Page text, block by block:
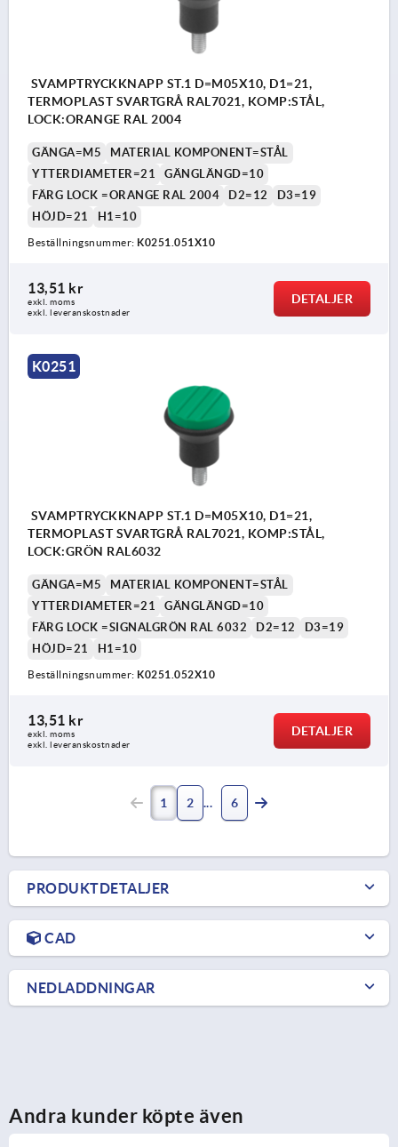
SVAMPTRYCKKNAPP ST.1 D=M05X10, D1=21,
TERMOPLAST SVARTGRÅ RAL7021, KOMP:STÅL,
LOCK:ORANGE RAL 2004
GÄNGA=M5
MATERIAL KOMPONENT=STÅL
YTTERDIAMETER=21
GÄNGLÄNGD=10
FÄRG LOCK =ORANGE RAL 2004
D2=12
D3=19
HÖJD=21
H1=10
Beställningsnummer: K0251.051X10
13,51 kr
exkl. moms
exkl. leveranskostnader
DETALJER
K0251
SVAMPTRYCKKNAPP ST.1 D=M05X10, D1=21,
TERMOPLAST SVARTGRÅ RAL7021, KOMP:STÅL,
LOCK:GRÖN RAL6032
GÄNGA=M5
MATERIAL KOMPONENT=STÅL
YTTERDIAMETER=21
GÄNGLÄNGD=10
FÄRG LOCK =SIGNALGRÖN RAL 6032
D2=12
D3=19
HÖJD=21
H1=10
Beställningsnummer: K0251.052X10
13,51 kr
exkl. moms
exkl. leveranskostnader
DETALJER
1 2 6
PRODUKTDETALJER
CAD
NEDLADDNINGAR
Andra kunder köpte även